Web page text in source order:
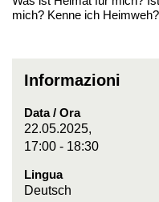
mich? Kenne ich Heimweh?
Informazioni
Data / Ora
22.05.2025,
17:00 - 18:30
Lingua
Deutsch